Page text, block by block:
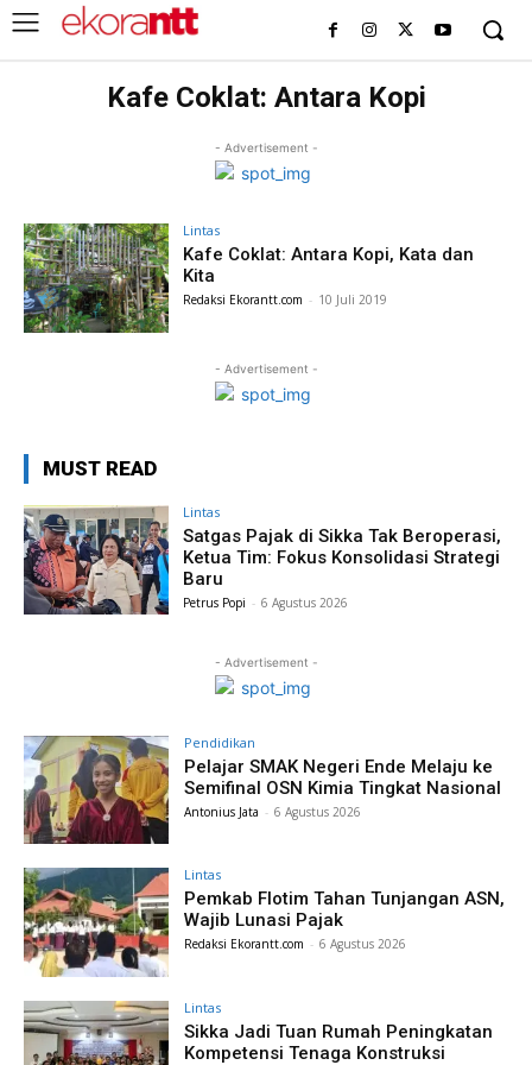
Kafe Coklat: Antara Kopi
- Advertisement -
Lintas
Kafe Coklat: Antara Kopi, Kata dan
Kita
Redaksi Ekorantt.com - 10 Juli 2019
- Advertisement -
MUST READ
Lintas
Satgas Pajak di Sikka Tak Beroperasi,
Ketua Tim: Fokus Konsolidasi Strategi
Baru
Petrus Popi - 6 Agustus 2026
- Advertisement -
Pendidikan
Pelajar SMAK Negeri Ende Melaju ke
Semifinal OSN Kimia Tingkat Nasional
Antonius Jata - 6 Agustus 2026
Lintas
Pemkab Flotim Tahan Tunjangan ASN,
Wajib Lunasi Pajak
Redaksi Ekorantt.com - 6 Agustus 2026
Lintas
Sikka Jadi Tuan Rumah Peningkatan
Kompetensi Tenaga Konstruksi